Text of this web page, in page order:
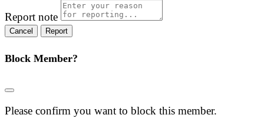
Report note
Report
Block Member?
Please confirm you want to block this member.